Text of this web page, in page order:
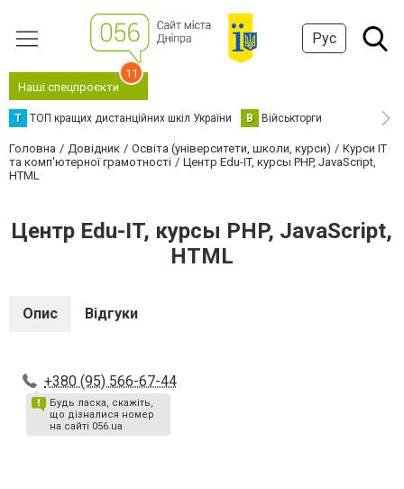
Рус
Наші спецпроєкти
11
Т ТОП кращих дистанційних шкіл України В Військторги
Головна Довідник Освіта (університети, школи, курси)
Курси IT
та комп'ютерної грамотності
Центр Edu-IT, курсы PHP, JavaScript,
HTML
Центр Edu-IT, курсы PHP, JavaScript,
HTML
Опис Відгуки
+380 (95) 566-67-44
Будь ласка, скажіть,
що дізналися номер
на сайті 056.ua